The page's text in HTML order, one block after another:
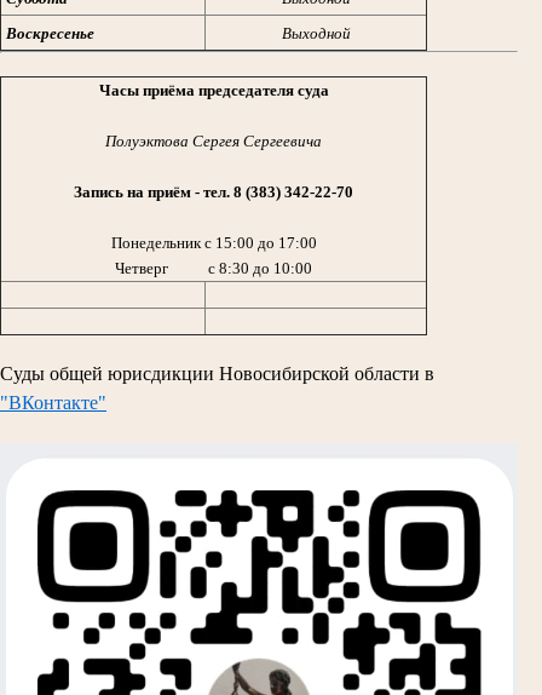
Воскресенье
Выходной
Часы приёма председателя суда
Полуэктова Сергея Сергеевича
Запись на приём - тел. 8 (383) 342-22-70
Понедельник с 15:00 до 17:00
Четверг с 8:30 до 10:00
Суды общей юрисдикции Новосибирской области в
"ВКонтакте"